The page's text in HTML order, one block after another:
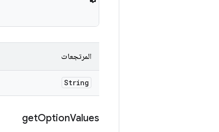
المرتجعات
String
getOptionValues